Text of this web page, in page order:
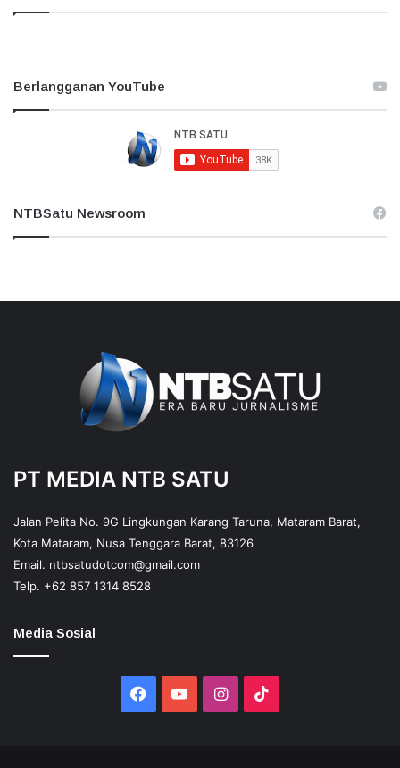
Berlangganan YouTube
NTBSatu Newsroom
PT MEDIA NTB SATU
Jalan Pelita No. 9G Lingkungan Karang Taruna, Mataram Barat,
Kota Mataram, Nusa Tenggara Barat, 83126
Email. ntbsatudotcom@gmail.com
Telp. +62 857 1314 8528
Media Sosial
Facebook
YouTubeInstagram